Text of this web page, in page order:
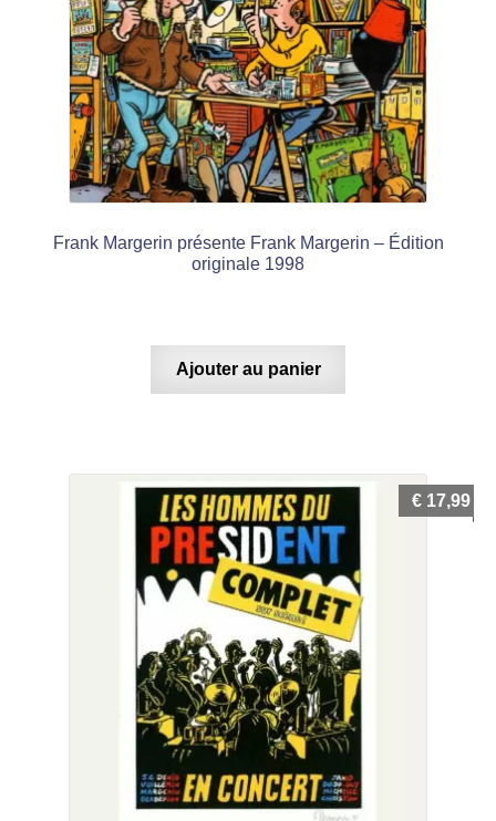
Frank Margerin présente Frank Margerin – Édition
originale 1998
Ajouter au panier
€ 17,99